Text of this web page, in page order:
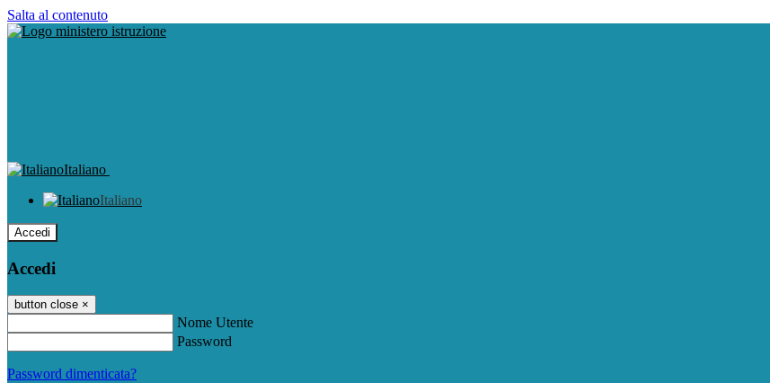
Salta al contenuto
Italiano
Italiano
Accedi
Accedi
button close ×
Nome Utente
Password
Password dimenticata?